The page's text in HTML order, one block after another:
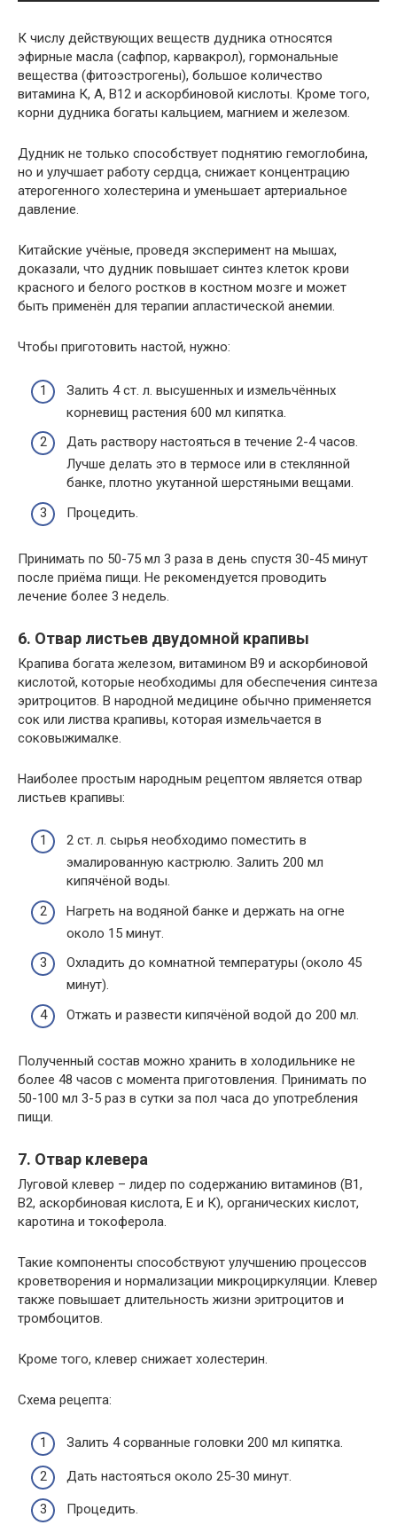
К числу действующих веществ дудника относятся
эфирные масла (сафпор, карвакрол), гормональные
вещества (фитоэстрогены), большое количество
витамина К, А, В12 и аскорбиновой кислоты. Кроме того,
корни дудника богаты кальцием, магнием и железом.
Дудник не только способствует поднятию гемоглобина,
но и улучшает работу сердца, снижает концентрацию
атерогенного холестерина и уменьшает артериальное
давление.
Китайские учёные, проведя эксперимент на мышах,
доказали, что дудник повышает синтез клеток крови
красного и белого ростков в костном мозге и может
быть применён для терапии апластической анемии.
Чтобы приготовить настой, нужно:
Залить 4 ст. л. высушенных и измельчённых
корневищ растения 600 мл кипятка.
Дать раствору настояться в течение 2-4 часов.
Лучше делать это в термосе или в стеклянной
банке, плотно укутанной шерстяными вещами.
Процедить.
Принимать по 50-75 мл 3 раза в день спустя 30-45 минут
после приёма пищи. Не рекомендуется проводить
лечение более 3 недель.
6. Отвар листьев двудомной крапивы
Крапива богата железом, витамином В9 и аскорбиновой
кислотой, которые необходимы для обеспечения синтеза
эритроцитов. В народной медицине обычно применяется
сок или листва крапивы, которая измельчается в
соковыжималке.
Наиболее простым народным рецептом является отвар
листьев крапивы:
2 ст. л. сырья необходимо поместить в
эмалированную кастрюлю. Залить 200 мл
кипячёной воды.
Нагреть на водяной банке и держать на огне
около 15 минут.
Охладить до комнатной температуры (около 45
минут).
Отжать и развести кипячёной водой до 200 мл.
Полученный состав можно хранить в холодильнике не
более 48 часов с момента приготовления. Принимать по
50-100 мл 3-5 раз в сутки за пол часа до употребления
пищи.
7. Отвар клевера
Луговой клевер – лидер по содержанию витаминов (В1,
В2, аскорбиновая кислота, Е и К), органических кислот,
каротина и токоферола.
Такие компоненты способствуют улучшению процессов
кроветворения и нормализации микроциркуляции. Клевер
также повышает длительность жизни эритроцитов и
тромбоцитов.
Кроме того, клевер снижает холестерин.
Схема рецепта:
Залить 4 сорванные головки 200 мл кипятка.
Дать настояться около 25-30 минут.
Процедить.